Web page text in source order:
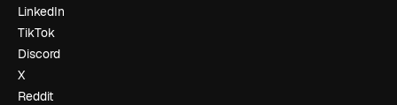
LinkedIn
TikTok
Discord
X
Reddit